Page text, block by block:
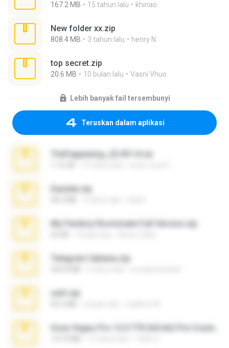
167.2 MB 15 tahun lalu khinao
New folder xx.zip
808.4 MB 3 tahun lalu henry N.
top secret.zip
20.6 MB 10 bulan lalu Vasni Vhuo
Lebih banyak fail tersembunyi
Teruskan dalam aplikasi
TheFappening_22.09.14.rar
Daniela.zip
My Femboy Roommate Full Version.zip
Telegram fabiana.zip
ouh!.zip